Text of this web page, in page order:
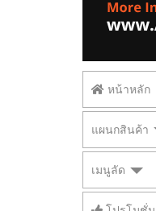
หน้าหลัก
แผนกสินค้า
เมนูลัด